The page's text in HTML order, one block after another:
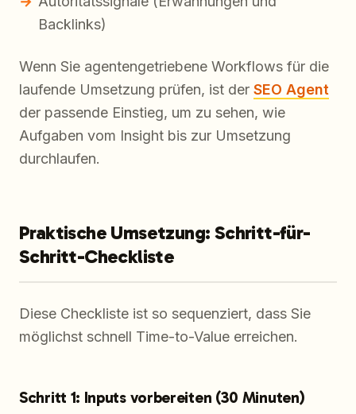
Backlinks)
Wenn Sie agentengetriebene Workflows für die
laufende Umsetzung prüfen, ist der SEO Agent
der passende Einstieg, um zu sehen, wie
Aufgaben vom Insight bis zur Umsetzung
durchlaufen.
Praktische Umsetzung: Schritt-für-
Schritt-Checkliste
Diese Checkliste ist so sequenziert, dass Sie
möglichst schnell Time-to-Value erreichen.
Schritt 1: Inputs vorbereiten (30 Minuten)